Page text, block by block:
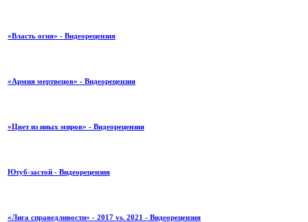
«Власть огня» - Видеорецензия
«Армия мертвецов» - Видеорецензия
«Цвет из иных миров» - Видеорецензия
Ютуб-застой - Видеорецензия
«Лига справедливости» - 2017 vs. 2021 - Видеорецензия